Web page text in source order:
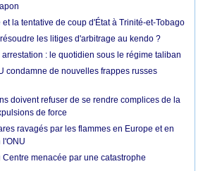
la tentative de coup d'État à Trinité-et-Tobago
les litiges d'arbitrage au kendo ?
: le quotidien sous le régime taliban
condamne de nouvelles frappes russes
doivent refuser de se rendre complices de la
de force
ravagés par les flammes en Europe et en
l'ONU
Centre menacée par une catastrophe